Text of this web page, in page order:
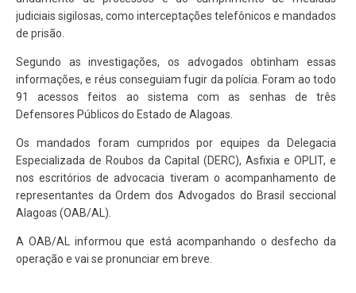
judiciais sigilosas, como interceptações telefônicos e mandados
de prisão.
Segundo as investigações, os advogados obtinham essas
informações, e réus conseguiam fugir da polícia. Foram ao todo
91 acessos feitos ao sistema com as senhas de três
Defensores Públicos do Estado de Alagoas.
Os mandados foram cumpridos por equipes da Delegacia
Especializada de Roubos da Capital (DERC), Asfixia e OPLIT, e
nos escritórios de advocacia tiveram o acompanhamento de
representantes da Ordem dos Advogados do Brasil seccional
Alagoas (OAB/AL).
A OAB/AL informou que está acompanhando o desfecho da
operação e vai se pronunciar em breve.